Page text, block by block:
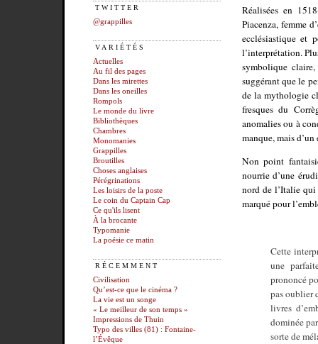
TWITTER
@grappilles
VARIÉTÉS
Actuelles
Au fil des pages
Dans les mirettes
Dans les oneilles
Rompols
Le monde du livre
Bibliothèques
Chambres
Monomanies
Grappilles
Broutilles
Choses anglaises
Pérégrinations
Les loisirs de la poste
Le coin du Captain Cap
Ce qu'ils lisent
À la brocante
Typomanie
La poésie ce matin
RÉCEMMENT
Civilisation
Qu’est-ce que le cinéma ?
La vie est un songe
« Le meilleur de son temps »
Impressions de Thuin
Typo des villes (81) : Fontaine-
l’Évêque
Réalisées en
Piacenza, femme
ecclésiastique et
l’interprétation.
symbolique
suggérant que le
de la mythologie
fresques du
anomalies ou à
manque, mais
Non point
nourrie d’une
nord de l’Italie
marqué pour
Cette
une
prononcé
pas oublier
livres
dominée
sorte de